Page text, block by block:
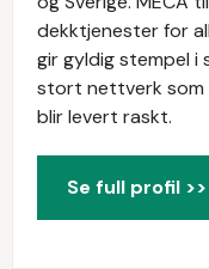
dekktjenester for
gir gyldig stempel
stort nettverk som
blir levert raskt.
Se full profil >>